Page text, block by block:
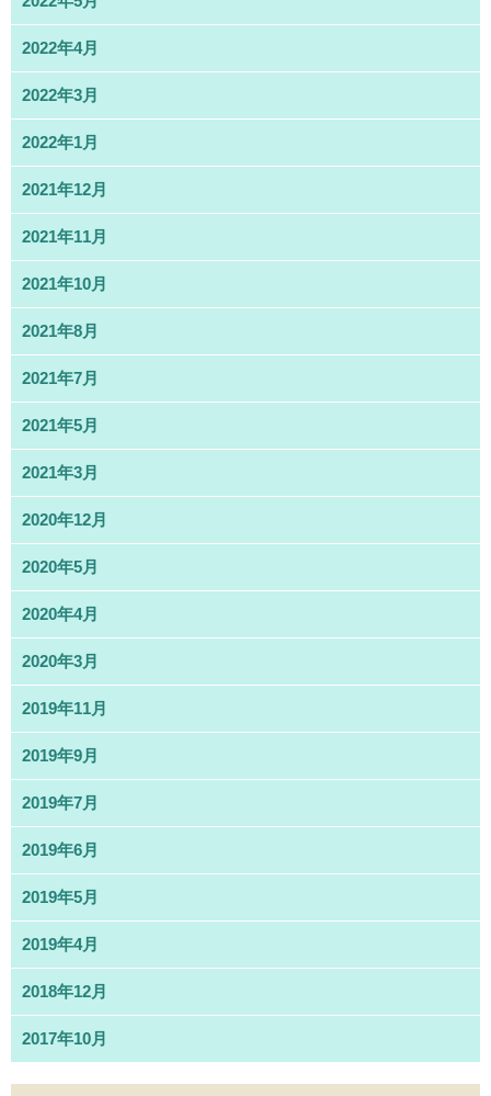
2022年4月
2022年3月
2022年1月
2021年12月
2021年11月
2021年10月
2021年8月
2021年7月
2021年5月
2021年3月
2020年12月
2020年5月
2020年4月
2020年3月
2019年11月
2019年9月
2019年7月
2019年6月
2019年5月
2019年4月
2018年12月
2017年10月